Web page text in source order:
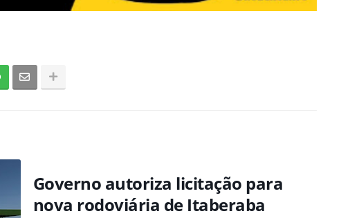
Governo autoriza licitação para
nova rodoviária de Itaberaba